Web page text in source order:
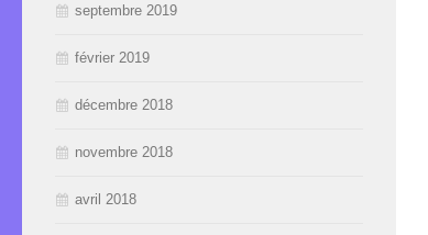
septembre 2019
février 2019
décembre 2018
novembre 2018
avril 2018